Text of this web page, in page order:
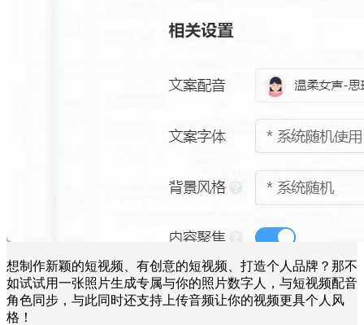
想制作新颖的短视频、有创意的短视频、打造个人品牌？那不
如试试用一张照片生成专属与你的照片数字人，与短视频配音
角色同步，与此同时还支持上传音频让你的视频更具个人风
格！